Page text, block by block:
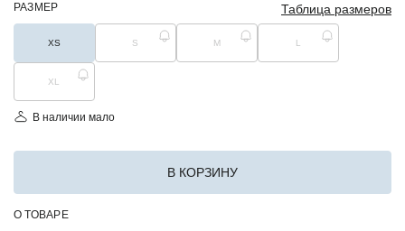
РАЗМЕР Таблица размеров
XS S M L
XL
В наличии мало
В КОРЗИНУ
О ТОВАРЕ